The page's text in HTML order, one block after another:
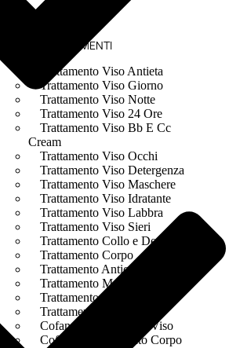
TRATTAMENTI
Trattamento Viso Antieta
Trattamento Viso Giorno
Trattamento Viso Notte
Trattamento Viso 24 Ore
Trattamento Viso Bb E Cc
Cream
Trattamento Viso Occhi
Trattamento Viso Detergenza
Trattamento Viso Maschere
Trattamento Viso Idratante
Trattamento Viso Labbra
Trattamento Viso Sieri
Trattamento Collo e Decolleté
Trattamento Corpo
Trattamento Anticellulite
Trattamento Mani e Piedi
Trattamento Unghie
Trattamento Deodoranti
Cofanetti Trattamento Viso
Cofanetti Trattamento Corpo